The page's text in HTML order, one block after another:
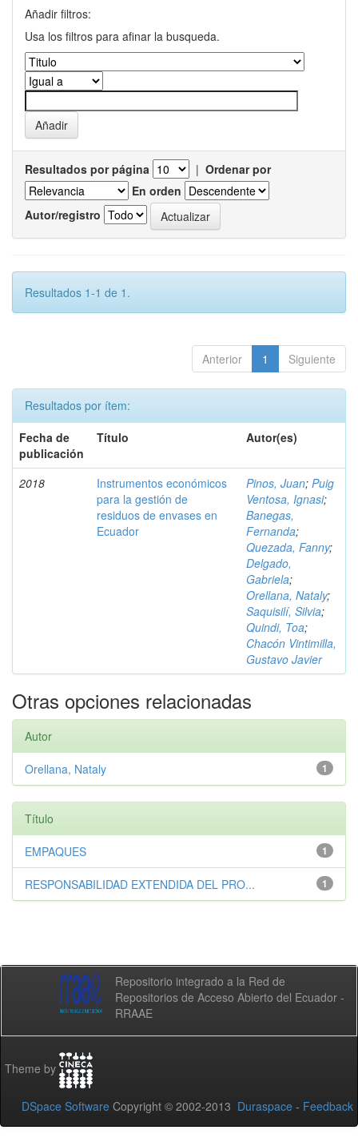
Añadir filtros:
Usa los filtros para afinar la busqueda.
Resultados por página | Ordenar por
En orden
Autor/registro
Resultados 1-1 de 1.
Anterior 1 Siguiente
Resultados por ítem:
Fecha de
publicación
Título Autor(es)
2018
Instrumentos económicos
para la gestión de
residuos de envases en
Ecuador
Pinos, Juan; Puig
Ventosa, Ignasi;
Banegas,
Fernanda;
Quezada, Fanny;
Delgado,
Gabriela;
Orellana, Nataly;
Saquisilí, Silvia;
Quindi, Toa;
Chacón Vintimilla,
Gustavo Javier
Otras opciones relacionadas
Autor
1
Orellana, Nataly
Título
1
EMPAQUES
1
RESPONSABILIDAD EXTENDIDA DEL PRO...
Repositorio integrado a la Red de
Repositorios de Acceso Abierto del Ecuador -
RRAAE
Theme by
DSpace Software Copyright © 2002-2013 Duraspace - Feedback